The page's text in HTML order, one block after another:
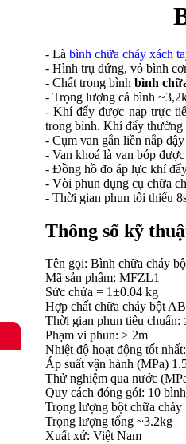
- Là bình chữa cháy xách
- Hình trụ đứng, vỏ bình
- Chất trong bình bình
- Trọng lượng cả bình
- Khí đẩy được nạp trực
trong bình. Khí đẩy
- Cụm van gắn liền nắp
- Van khoá là van bóp
- Đồng hồ đo áp lực khí
- Vòi phun dụng cụ chữa
- Thời gian phun tối thiểu
Thông số kỹ
Tên gọi: Bình chữa cháy
Mã sản phẩm: MFZL1
Sức chứa = 1±0.04 kg
Hợp chất chữa cháy bột
Thời gian phun tiêu chuẩn:
Phạm vi phun: ≥ 2m
Nhiệt độ hoạt động tốt
Áp suất vận hành (MPa)
Thử nghiệm qua nước
Quy cách đóng gói: 10
Trọng lượng bột chữa cháy
Trọng lượng tổng ~3.2kg
Xuất xứ: Việt Nam